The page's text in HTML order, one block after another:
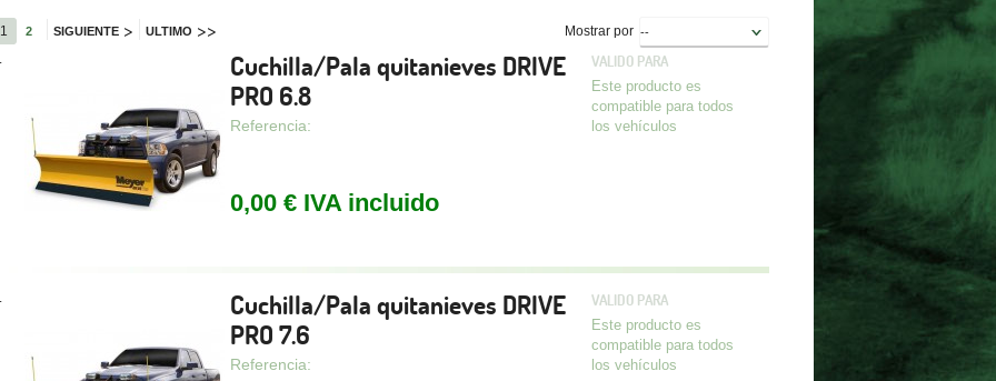
1 2 SIGUIENTE> ULTIMO >>
Mostrar por
Cuchilla/Pala quitanieves DRIVE
PRO 6.8
Referencia:
0,00 € IVA incluido
VALIDO PARA
Este producto es
compatible para todos
los vehículos
Cuchilla/Pala quitanieves DRIVE
PRO 7.6
Referencia:
VALIDO PARA
Este producto es
compatible para todos
los vehículos